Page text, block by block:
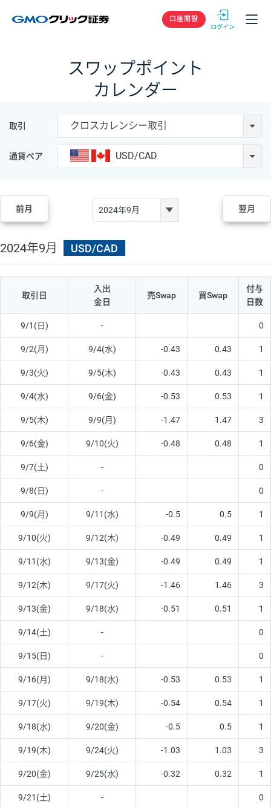
GMOクリック
口座開設
スワップポイント
カレンダー
取引 クロスカレンシー取引
通貨ペア USD/CAD
前月 翌月
2024年9月 USD/CAD
取引日
入出
金日
売Swap 買Swap
付与
日数
9/1(日) - 0
9/2(月) 9/4(水) -0.43 0.43 1
9/3(火) 9/5(木) -0.43 0.43 1
9/4(水) 9/6(金) -0.53 0.53 1
9/5(木) 9/9(月) -1.47 1.47 3
9/6(金) 9/10(火) -0.48 0.48 1
9/7(土) - 0
9/8(日) - 0
9/9(月) 9/11(水) -0.5 0.5 1
9/10(火) 9/12(木) -0.49 0.49 1
9/11(水) 9/13(金) -0.49 0.49 1
9/12(木) 9/17(火) -1.46 1.46 3
9/13(金) 9/18(水) -0.51 0.51 1
9/14(土) - 0
9/15(日) - 0
9/16(月) 9/18(水) -0.53 0.53 1
9/17(火) 9/19(木) -0.54 0.54 1
9/18(水) 9/20(金) -0.5 0.5 1
9/19(木) 9/24(火) -1.03 1.03 3
9/20(金) 9/25(水) -0.32 0.32 1
9/21(土) - 0